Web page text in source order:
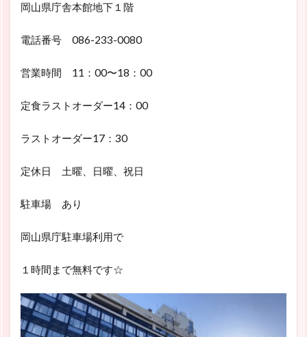
岡山県庁舎本館地下１階
電話番号 086-233-0080
営業時間 11：00〜18：00
定食ラストオーダー14：00
ラストオーダー17：30
定休日 土曜、日曜、祝日
駐車場 あり
岡山県庁駐車場利用で
１時間まで無料です☆